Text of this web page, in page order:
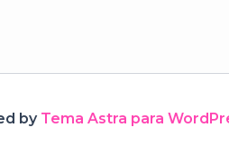
by Tema Astra para